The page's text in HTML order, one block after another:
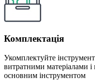
Комплектація
Укомплектуйте
витратними матеріалами і
основним інструментом